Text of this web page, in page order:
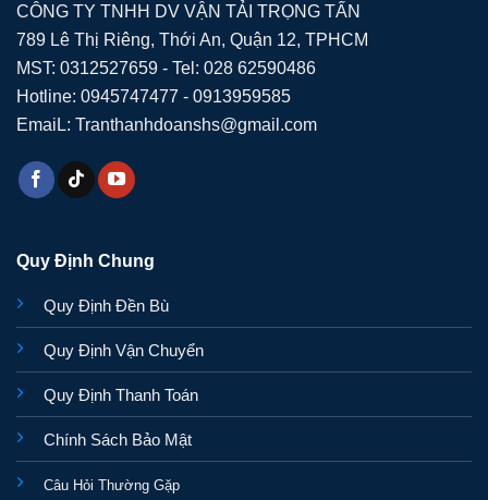
CÔNG TY TNHH DV VẬN TẢI TRỌNG TẤN
789 Lê Thị Riêng, Thới An, Quận 12, TPHCM
MST: 0312527659 - Tel: 028 62590486
Hotline: 0945747477 - 0913959585
EmaiL: Tranthanhdoanshs@gmail.com
Quy Định Chung
Quy Định Đền Bù
Quy Định Vận Chuyển
Quy Định Thanh Toán
Chính Sách Bảo Mật
Câu Hỏi Thường Gặp